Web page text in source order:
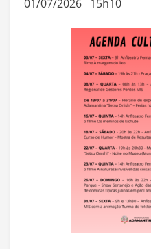
01/07/2026 15h10